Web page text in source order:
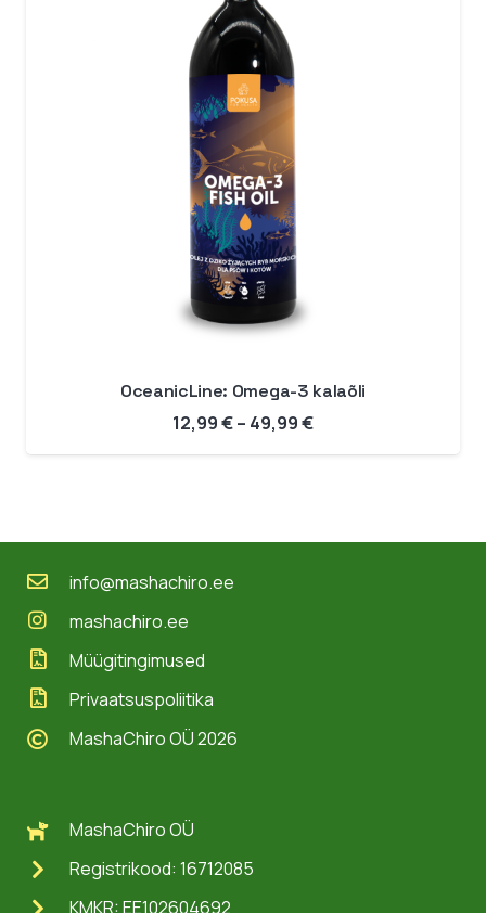
OceanicLine: Omega-3 kalaõli
12,99€– 49,99€Hinnavahemik:
12,99 €
MashaChiro OÜ
Registrikood: 16712085
KMKR: EE102604692
info@mashachiro.ee
mashachiro.ee
Müügitingimused
Privaatsuspoliitika
MashaChiro OÜ 2026